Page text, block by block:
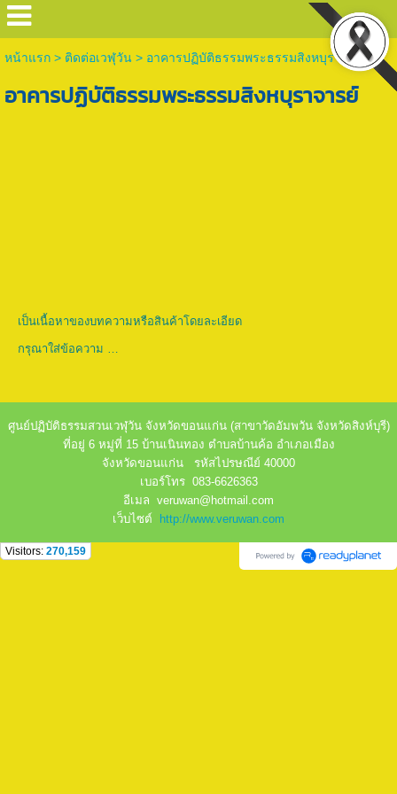
หน้าแรก > ติดต่อเวฬุวัน> อาคารปฏิบัติธรรมพระธรรมสิงหบุราจารย์
อาคารปฏิบัติธรรมพระธรรมสิงหบุราจารย์
เป็นเนื้อหาของบทความหรือสินค้าโดยละเอียด
กรุณาใส่ข้อความ …
ศูนย์ปฏิบัติธรรมสวนเวฬุวัน จังหวัดขอนแก่น (สาขาวัดอัมพวัน จังหวัดสิงห์บุรี)
ที่อยู่ 6 หมู่ที่ 15 บ้านเนินทอง ตำบลบ้านค้อ อำเภอเมือง
จังหวัดขอนแก่น รหัสไปรษณีย์ 40000
เบอร์โทร 083-6626363
อีเมล veruwan@hotmail.com
เว็บไซต์
http://www.veruwan.com
Visitors: 270,159